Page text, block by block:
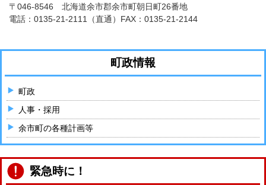
〒046-8546 北海道余市郡余市町朝日町26番地
電話： 0135-21-2111 （直通）FAX：0135-21-2144
町政情報
町政
人事・採用
余市町の各種計画等
緊急時に！